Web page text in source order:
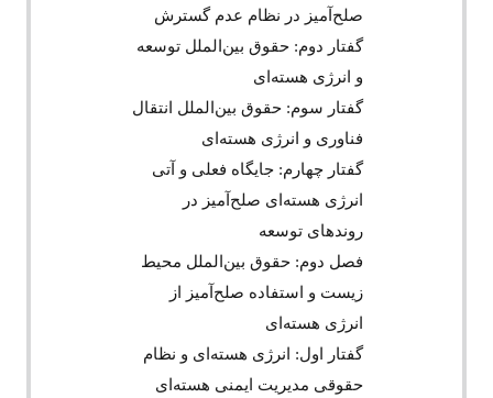
صلح‌آمیز در نظام عدم گسترش
گفتار دوم: حقوق بین‌الملل توسعه
و انرژی هسته‌ای
گفتار سوم: حقوق بین‌الملل انتقال
فناوری و انرژی هسته‌ای
گفتار چهارم: جایگاه فعلی و آتی
انرژی هسته‌ای صلح‌آمیز در
روند‌های توسعه
فصل دوم: حقوق بین‌الملل محیط
زیست و استفاده صلح‌آمیز از
انرژی هسته‌ای
گفتار اول: انرژی هسته‌ای و نظام
حقوقی مدیریت ایمنی هسته‌ای